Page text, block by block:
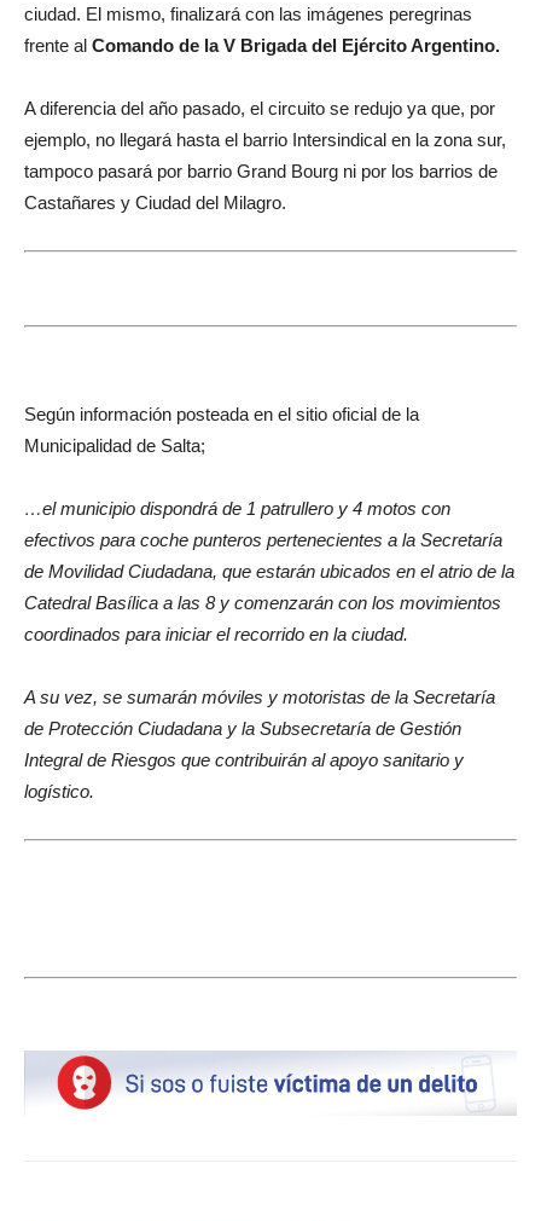
ciudad. El mismo, finalizará con las imágenes peregrinas
frente al Comando de la V Brigada del Ejército Argentino.
A diferencia del año pasado, el circuito se redujo ya que, por
ejemplo, no llegará hasta el barrio Intersindical en la zona sur,
tampoco pasará por barrio Grand Bourg ni por los barrios de
Castañares y Ciudad del Milagro.
Según información posteada en el sitio oficial de la
Municipalidad de Salta;
…el municipio dispondrá de 1 patrullero y 4 motos con
efectivos para coche punteros pertenecientes a la Secretaría
de Movilidad Ciudadana, que estarán ubicados en el atrio de la
Catedral Basílica a las 8 y comenzarán con los movimientos
coordinados para iniciar el recorrido en la ciudad.
A su vez, se sumarán móviles y motoristas de la Secretaría
de Protección Ciudadana y la Subsecretaría de Gestión
Integral de Riesgos que contribuirán al apoyo sanitario y
logístico.